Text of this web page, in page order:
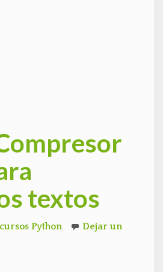
textos
Python
Dejar un